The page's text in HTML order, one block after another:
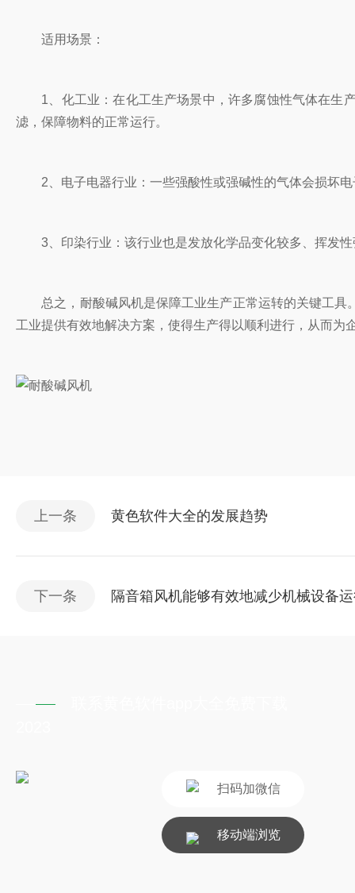
适用场景：
1、化工业：在化工生产场景中，许多腐蚀性气体在
滤，保障物料的正常运行。
2、电子电器行业：一些强酸性或强碱性的气体会损坏电子
3、印染行业：该行业也是发放化学品变化较多、挥发
总之，耐酸碱风机是保障工业生产正常运转的关键工具。
工业提供有效地解决方案，使得生产得以顺利进行，从而为
上一条 黄色软件大全的发展趋势
下一条 隔音箱风机能够有效地减少机械设备
扫码加微信
移动端浏览